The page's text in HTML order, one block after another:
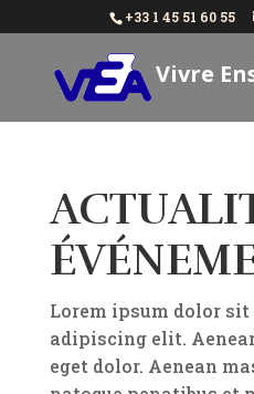
+33 1 45 51 60 55
Vivre
Lorem ipsum dolor
adipiscing elit.
eget dolor. Aenean